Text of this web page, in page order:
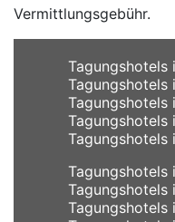
Vermittlungsgebühr.
Tagungshotels
Tagungshotels
Tagungshotels
Tagungshotels
Tagungshotels
Tagungshotels
Tagungshotels
Tagungshotels